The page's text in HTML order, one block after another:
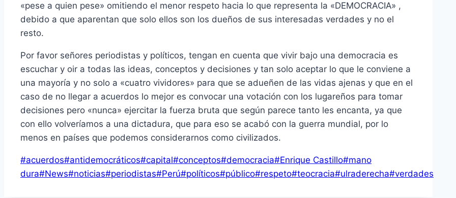
«pese a quien pese» omitiendo el menor respeto hacia lo que representa la «DEMOCRACIA» ,
debido a que aparentan que solo ellos son los dueños de sus interesadas verdades y no el
resto.
Por favor señores periodistas y políticos, tengan en cuenta que vivir bajo una democracia es
escuchar y oir a todas las ideas, conceptos y decisiones y tan solo aceptar lo que le conviene a
una mayoría y no solo a «cuatro vividores» para que se adueñen de las vidas ajenas y que en el
caso de no llegar a acuerdos lo mejor es convocar una votación con los lugareños para tomar
decisiones pero «nunca» ejercitar la fuerza bruta que según parece tanto les encanta, ya que
con ello volveríamos a una dictadura, que para eso se acabó con la guerra mundial, por lo
menos en países que podemos considerarnos como civilizados.
Etiquetas
de
#acuerdos#antidemocráticos#capital#conceptos#democracia#Enrique Castillo#mano
dura#News#noticias#periodistas#Perú#políticos#público#respeto#teocracia#ulraderecha#verdades